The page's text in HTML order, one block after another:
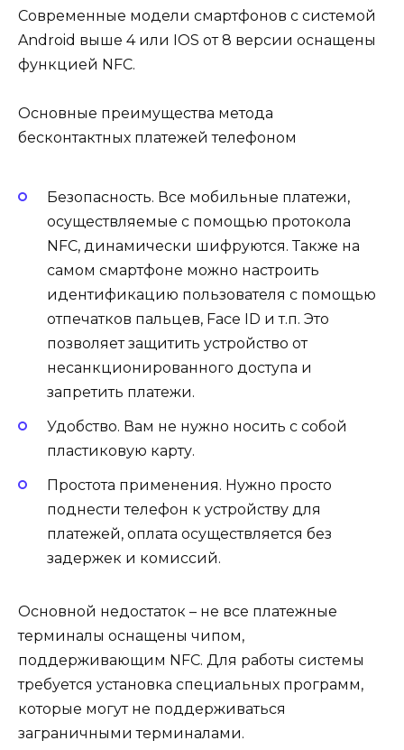
Современные модели смартфонов с системой
Android выше 4 или IOS от 8 версии оснащены
функцией NFC.
Основные преимущества метода
бесконтактных платежей телефоном
Безопасность. Все мобильные платежи,
осуществляемые с помощью протокола
NFC, динамически шифруются. Также на
самом смартфоне можно настроить
идентификацию пользователя с помощью
отпечатков пальцев, Face ID и т.п. Это
позволяет защитить устройство от
несанкционированного доступа и
запретить платежи.
Удобство. Вам не нужно носить с собой
пластиковую карту.
Простота применения. Нужно просто
поднести телефон к устройству для
платежей, оплата осуществляется без
задержек и комиссий.
Основной недостаток – не все платежные
терминалы оснащены чипом,
поддерживающим NFC. Для работы системы
требуется установка специальных программ,
которые могут не поддерживаться
заграничными терминалами.